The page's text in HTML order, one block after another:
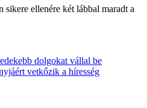
ellenére két lábbal maradt a
dolgokat vállal be
vetkőzik a híresség